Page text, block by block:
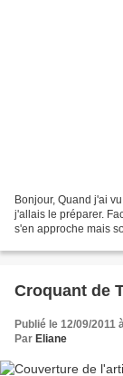
Bonjour, Quand j'ai
j'allais le préparer.
s'en approche mais
Croquant de
Publié le 12/09/2011
Par Eliane